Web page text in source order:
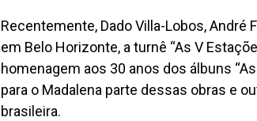
Recentemente, Dado Villa-Lobos,
em Belo Horizonte, a turnê “As V
homenagem aos 30 anos dos álbuns
para o Madalena parte dessas obras e
brasileira.